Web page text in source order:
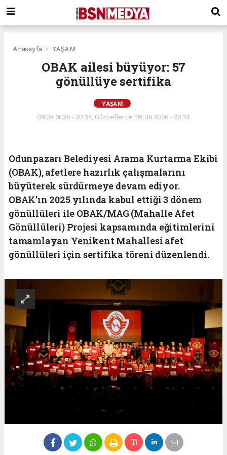
Anasayfa YAŞAM
OBAK ailesi büyüyor: 57
gönüllüye sertifika
YAŞAM
09.06.2026 - 20:24, Güncelleme: 09.06.2026 - 20:24
Odunpazarı Belediyesi Arama Kurtarma Ekibi
(OBAK), afetlere hazırlık çalışmalarını
büyüterek sürdürmeye devam ediyor.
OBAK'ın 2025 yılında kabul ettiği 3 dönem
gönüllüleri ile OBAK/MAG (Mahalle Afet
Gönüllüleri) Projesi kapsamında eğitimlerini
tamamlayan Yenikent Mahallesi afet
gönüllüleri için sertifika töreni düzenlendi.